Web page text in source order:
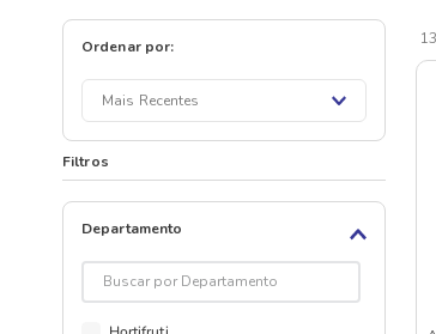
Mais Recentes
Filtros
Departamento
13